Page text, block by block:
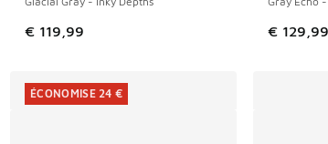
€ 119,99 € 129,99
ÉCONOMISE 24 €